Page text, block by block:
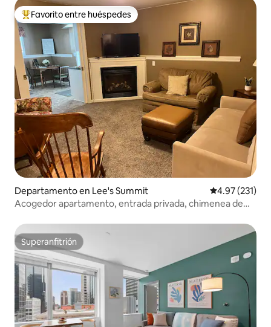
De los mejores en Favorito entre huéspedes
Favorito entre huéspedes
Departamento en Lee's Summit Calificación
4.97 (231)
Acogedor apartamento, entrada privada, chimenea de
Superanfitrión
Superanfitrión